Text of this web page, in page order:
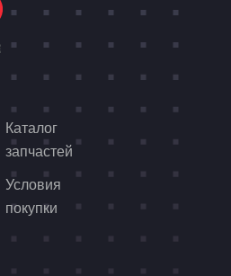
Каталог
запчастей
Условия
покупки